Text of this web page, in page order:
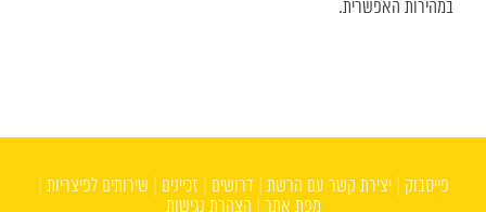
במהירות האפשרית.
פייסבוק |יצירת קשר עם הרשת דרושים |זכיינים שירותים לפיצריות
מפת אתר
הצהרת נגישות